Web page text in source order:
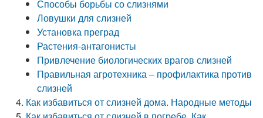
Способы борьбы со слизнями
Ловушки для слизней
Установка преград
Растения-антагонисты
Привлечение биологических врагов слизней
Правильная агротехника – профилактика против
слизней
Как избавиться от слизней дома. Народные методы